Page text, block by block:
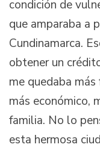
condición de
que amparaba a
Cundinamarca.
obtener un
me quedaba
más económico,
familia. No lo
esta hermosa